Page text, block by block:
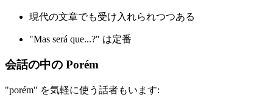
現代の文章でも受け入れられつつある
"Mas será que...?" は定番
会話の中の Porém
"porém" を気軽に使う話者もいます: